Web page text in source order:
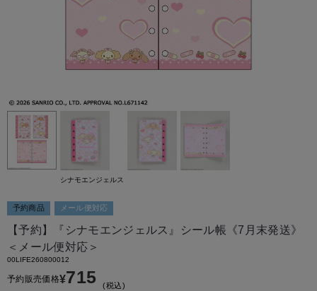
予約商品 メール便対応
【予約】『シナモエンジェルス』シール帳《7月末発送》
＜メール便対応＞
00LIFE260800012
予約販売価格¥715 税込
シナモエンジェルス